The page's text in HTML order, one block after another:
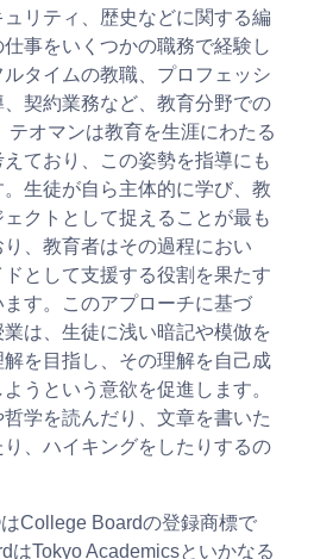
リティ、歴史などに関する編
事をいくつかの職務で経験し
タイムの教職、プロフェッシ
、契約業務など、教育分野での
テオマンは教育を生涯にわたる
ており、この姿勢を指導にも
生徒が自ら主体的に学び、教
クトとして捉えることが最も
、教育者はその過程におい
として支援する役割を果たす
す。このアプローチに基づ
は、生徒に浅い暗記や模倣を
を目指し、その理解を自己成
うという意欲を促進します。
学を読んだり、文章を書いた
り、ハイキングをしたりするの
College Boardの登録商標で
はTokyo Academicsといかなる